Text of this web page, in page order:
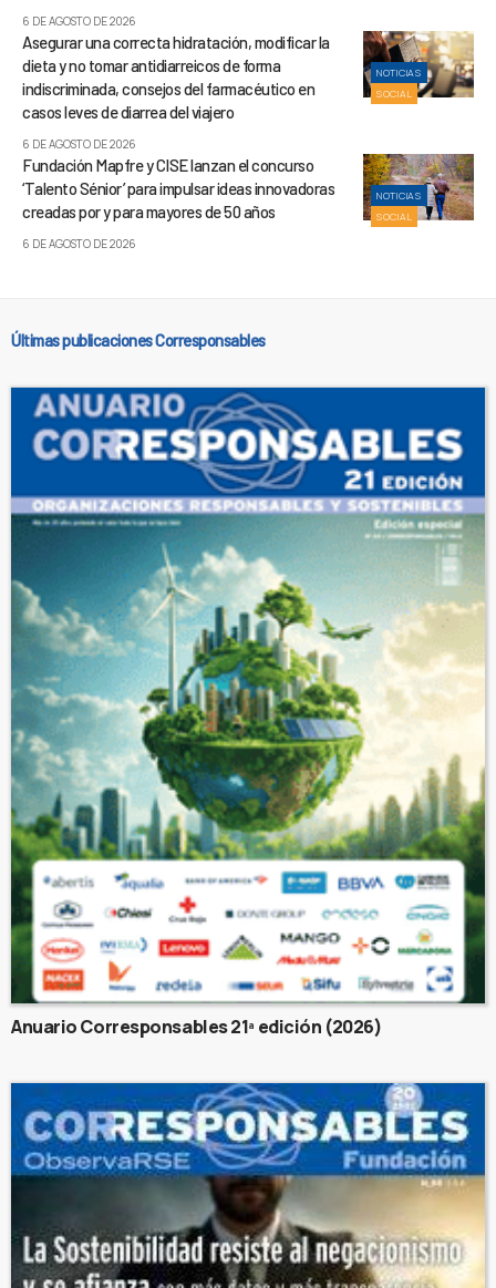
6 DE AGOSTO DE 2026
NOTICIAS
SOCIAL
Asegurar una correcta hidratación, modificar la
dieta y no tomar antidiarreicos de forma
indiscriminada, consejos del farmacéutico en
casos leves de diarrea del viajero
6 DE AGOSTO DE 2026
NOTICIAS
SOCIAL
Fundación Mapfre y CISE lanzan el concurso
‘Talento Sénior’ para impulsar ideas innovadoras
creadas por y para mayores de 50 años
6 DE AGOSTO DE 2026
Últimas publicaciones Corresponsables
Anuario Corresponsables 21ª edición (2026)